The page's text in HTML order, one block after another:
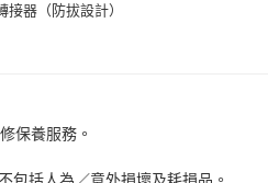
器（防拔設計）
保養服務。
包括人為／意外損壞及耗損品。